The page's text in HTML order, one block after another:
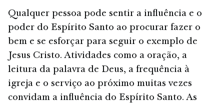
Qualquer pessoa pode sentir a influência e o
poder do Espírito Santo ao procurar fazer o
bem e se esforçar para seguir o exemplo de
Jesus Cristo. Atividades como a oração, a
leitura da palavra de Deus, a frequência à
igreja e o serviço ao próximo muitas vezes
convidam a influência do Espírito Santo. As